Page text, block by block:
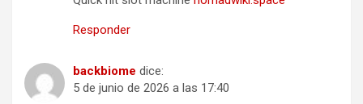
Responder
backbiome dice:
5 de junio de 2026 a las 17:40